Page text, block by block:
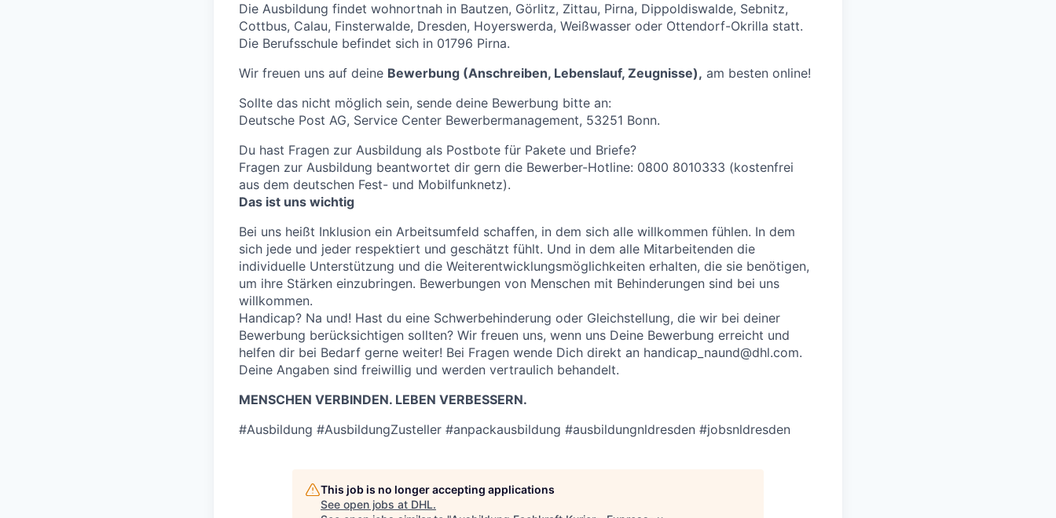
Die Ausbildung findet wohnortnah in Bautzen, Görlitz, Zittau, Pirna, Dippoldiswalde, Sebnitz,
Cottbus, Calau, Finsterwalde, Dresden, Hoyerswerda, Weißwasser oder Ottendorf-Okrilla statt.
Die Berufsschule befindet sich in 01796 Pirna.
Wir freuen uns auf deine Bewerbung (Anschreiben, Lebenslauf, Zeugnisse), am besten online!
Sollte das nicht möglich sein, sende deine Bewerbung bitte an:
Deutsche Post AG, Service Center Bewerbermanagement, 53251 Bonn.
Du hast Fragen zur Ausbildung als Postbote für Pakete und Briefe?
Fragen zur Ausbildung beantwortet dir gern die Bewerber-Hotline: 0800 8010333 (kostenfrei
aus dem deutschen Fest- und Mobilfunknetz).
Das ist uns wichtig
Bei uns heißt Inklusion ein Arbeitsumfeld schaffen, in dem sich alle willkommen fühlen. In dem
sich jede und jeder respektiert und geschätzt fühlt. Und in dem alle Mitarbeitenden die
individuelle Unterstützung und die Weiterentwicklungsmöglichkeiten erhalten, die sie benötigen,
um ihre Stärken einzubringen. Bewerbungen von Menschen mit Behinderungen sind bei uns
willkommen.
Handicap? Na und! Hast du eine Schwerbehinderung oder Gleichstellung, die wir bei deiner
Bewerbung berücksichtigen sollten? Wir freuen uns, wenn uns Deine Bewerbung erreicht und
helfen dir bei Bedarf gerne weiter! Bei Fragen wende Dich direkt an handicap_naund@dhl.com.
Deine Angaben sind freiwillig und werden vertraulich behandelt.
MENSCHEN VERBINDEN. LEBEN VERBESSERN.
#Ausbildung #AusbildungZusteller #anpackausbildung #ausbildungnldresden #jobsnldresden
This job is no longer accepting applications
See open jobs at DHL.